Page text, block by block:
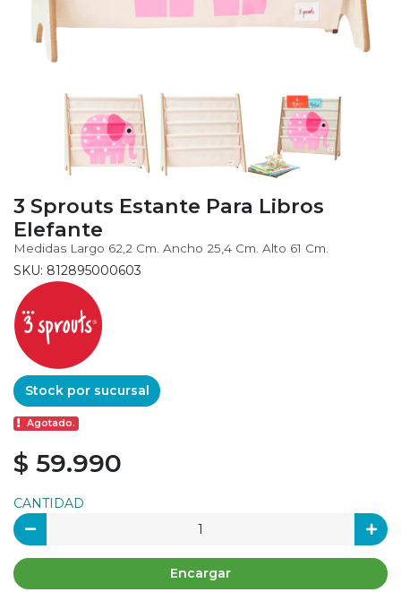
3 Sprouts Estante Para Libros
Elefante
Medidas Largo 62,2 Cm. Ancho 25,4 Cm. Alto 61 Cm.
SKU: 812895000603
Stock por sucursal
Agotado.
$ 59.990
CANTIDAD
Encargar